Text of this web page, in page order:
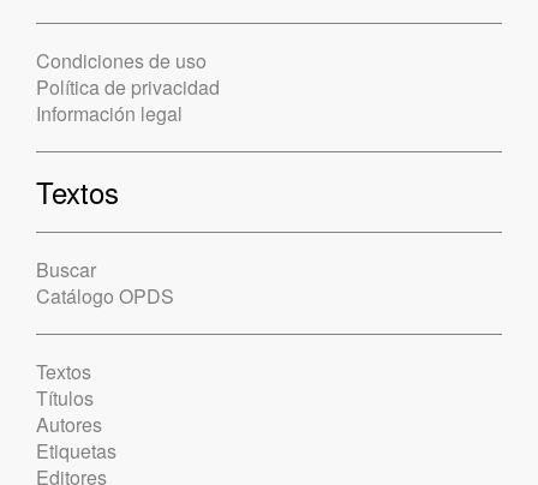
Condiciones de uso
Política de privacidad
Información legal
Textos
Buscar
Catálogo OPDS
Textos
Títulos
Autores
Etiquetas
Editores